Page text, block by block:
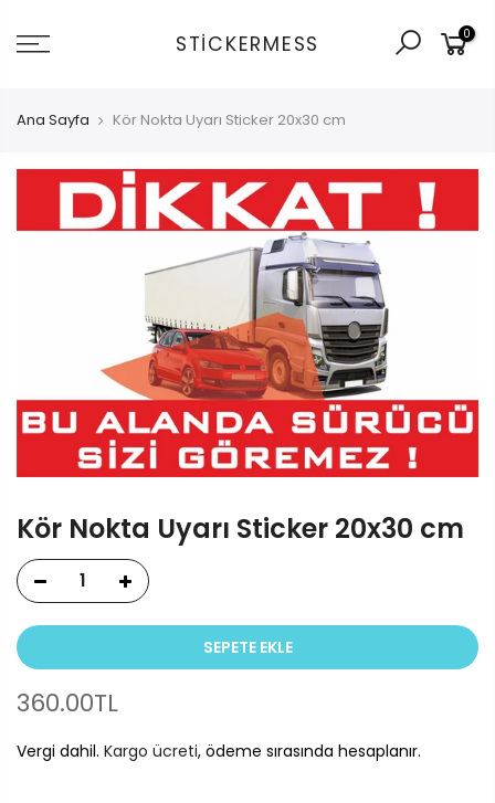
git
STICKERMESS 0
Ana Sayfa Kör Nokta Uyarı Sticker 20x30 cm
Kör Nokta Uyarı Sticker 20x30 cm
SEPETE EKLE
360.00TL
Vergi dahil. Kargo ücreti, ödeme sırasında hesaplanır.